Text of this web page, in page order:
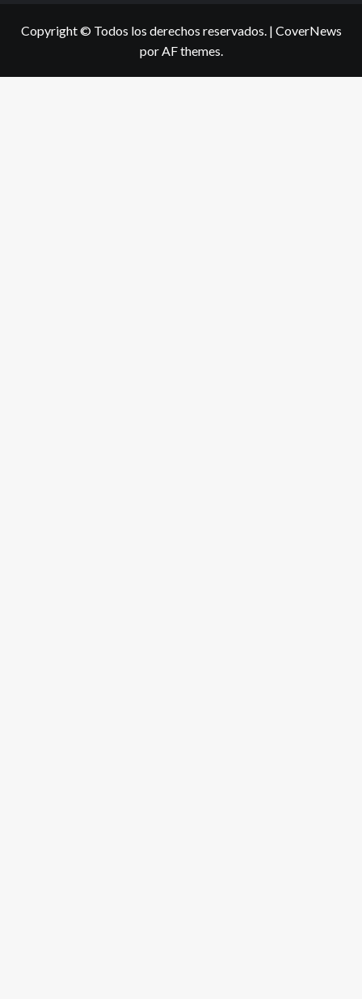
Copyright © Todos los derechos reservados. | CoverNews
por AF themes.